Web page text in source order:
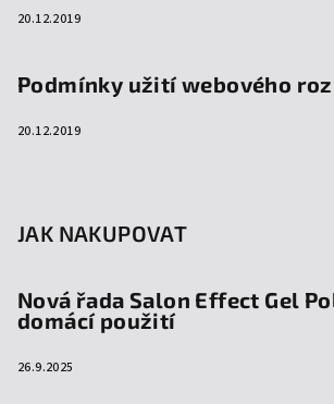
20.12.2019
Podmínky užití webového
20.12.2019
JAK NAKUPOVAT
Nová řada Salon Effect Gel
domácí použití
26.9.2025